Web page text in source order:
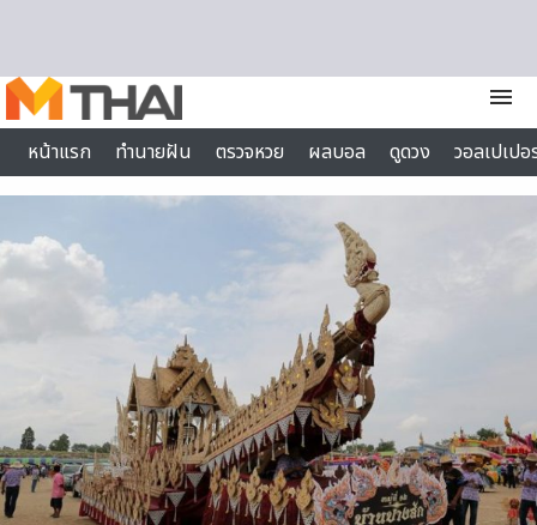
menu
หน้าแรก
ทำนายฝัน ตรวจหวย ผลบอล ดูดวง
วอลเปเป
ไลฟ์สไตล์